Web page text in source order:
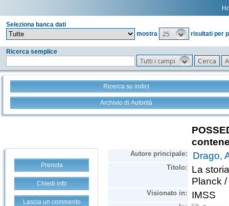
Seleziona banca dati
mostra
25 risultati per
Ricerca semplice
Tutti i campi
Ricerca su indici
Archivio di Autorità
Prenota
Chiedi info
Lascia un commento